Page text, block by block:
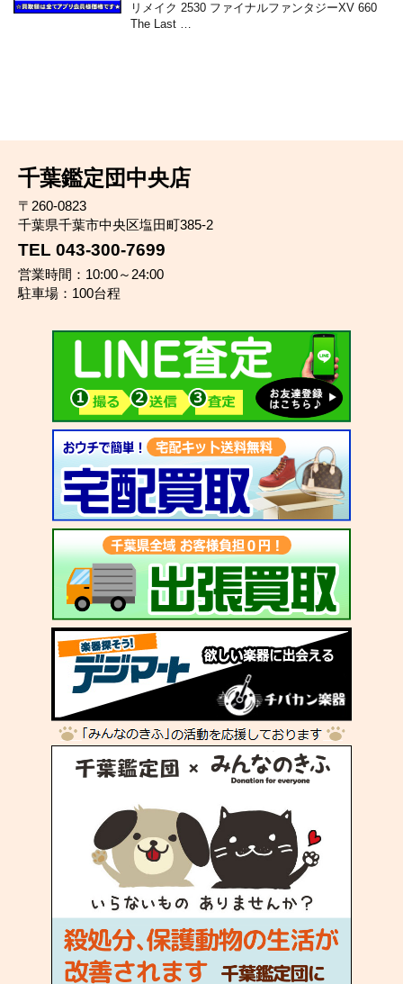
リメイク 2530 ファイナルファンタジーXV 660
The Last …
千葉鑑定団中央店
〒260-0823
千葉県千葉市中央区塩田町385-2
TEL 043-300-7699
営業時間：10:00～24:00
駐車場：100台程